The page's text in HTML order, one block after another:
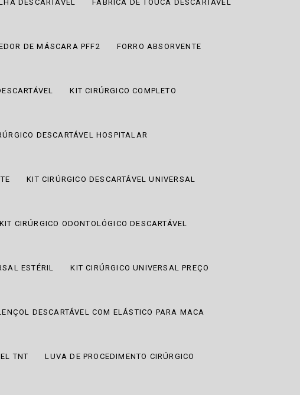
DESCARTÁVEL FÁBRICA DE TOUCA DESCARTÁVEL
DE MÁSCARA PFF2 FORRO ABSORVENTE
KIT CIRÚRGICO COMPLETO
DESCARTÁVEL HOSPITALAR
KIT CIRÚRGICO DESCARTÁVEL UNIVERSAL
KIT CIRÚRGICO ODONTOLÓGICO DESCARTÁVEL
ESTÉRIL KIT CIRÚRGICO UNIVERSAL PREÇO
DESCARTÁVEL COM ELÁSTICO PARA MACA
TNT LUVA DE PROCEDIMENTO CIRÚRGICO